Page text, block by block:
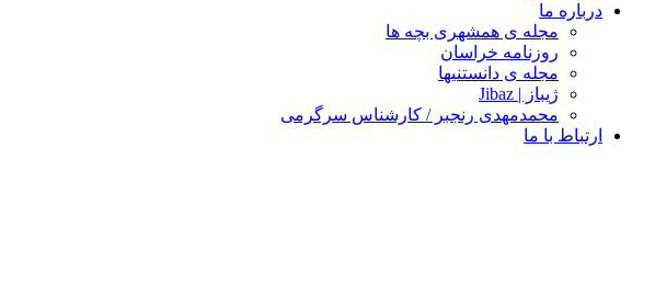
درباره ما
مجله ی همشهری بچه ها
روزنامه خراسان
مجله ی دانستنیها
ژیباز | Jibaz
محمدمهدی رنجبر / کارشناس سرگرمی
ارتباط با ما